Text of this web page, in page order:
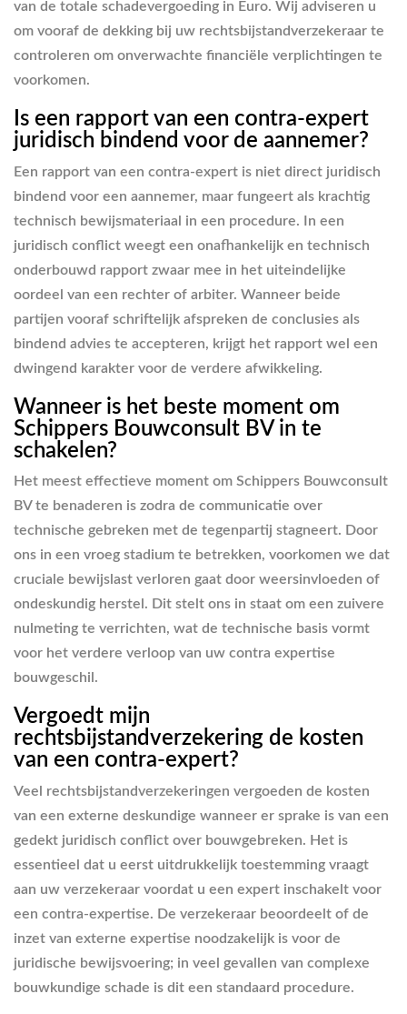
van de totale schadevergoeding in Euro. Wij adviseren u
om vooraf de dekking bij uw rechtsbijstandverzekeraar te
controleren om onverwachte financiële verplichtingen te
voorkomen.
Is een rapport van een contra-expert
juridisch bindend voor de aannemer?
Een rapport van een contra-expert is niet direct juridisch
bindend voor een aannemer, maar fungeert als krachtig
technisch bewijsmateriaal in een procedure. In een
juridisch conflict weegt een onafhankelijk en technisch
onderbouwd rapport zwaar mee in het uiteindelijke
oordeel van een rechter of arbiter. Wanneer beide
partijen vooraf schriftelijk afspreken de conclusies als
bindend advies te accepteren, krijgt het rapport wel een
dwingend karakter voor de verdere afwikkeling.
Wanneer is het beste moment om
Schippers Bouwconsult BV in te
schakelen?
Het meest effectieve moment om Schippers Bouwconsult
BV te benaderen is zodra de communicatie over
technische gebreken met de tegenpartij stagneert. Door
ons in een vroeg stadium te betrekken, voorkomen we dat
cruciale bewijslast verloren gaat door weersinvloeden of
ondeskundig herstel. Dit stelt ons in staat om een zuivere
nulmeting te verrichten, wat de technische basis vormt
voor het verdere verloop van uw contra expertise
bouwgeschil.
Vergoedt mijn
rechtsbijstandverzekering de kosten
van een contra-expert?
Veel rechtsbijstandverzekeringen vergoeden de kosten
van een externe deskundige wanneer er sprake is van een
gedekt juridisch conflict over bouwgebreken. Het is
essentieel dat u eerst uitdrukkelijk toestemming vraagt
aan uw verzekeraar voordat u een expert inschakelt voor
een contra-expertise. De verzekeraar beoordeelt of de
inzet van externe expertise noodzakelijk is voor de
juridische bewijsvoering; in veel gevallen van complexe
bouwkundige schade is dit een standaard procedure.